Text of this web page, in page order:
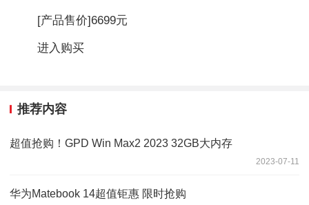
[产品售价]6699元
进入购买
推荐内容
超值抢购！GPD Win Max2 2023 32GB大内存
2023-07-11
华为Matebook 14超值钜惠 限时抢购